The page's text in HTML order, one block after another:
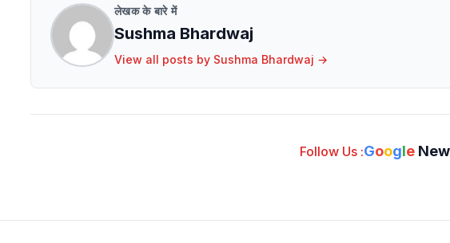
लेखक के बारे में
Sushma Bhardwaj
View all posts by Sushma Bhardwaj →
Follow Us :Google